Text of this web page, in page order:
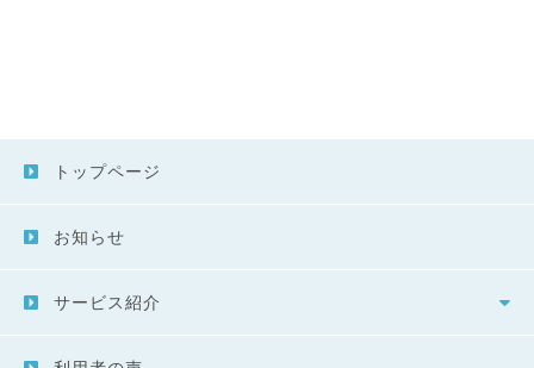
トップページ
お知らせ
サービス紹介